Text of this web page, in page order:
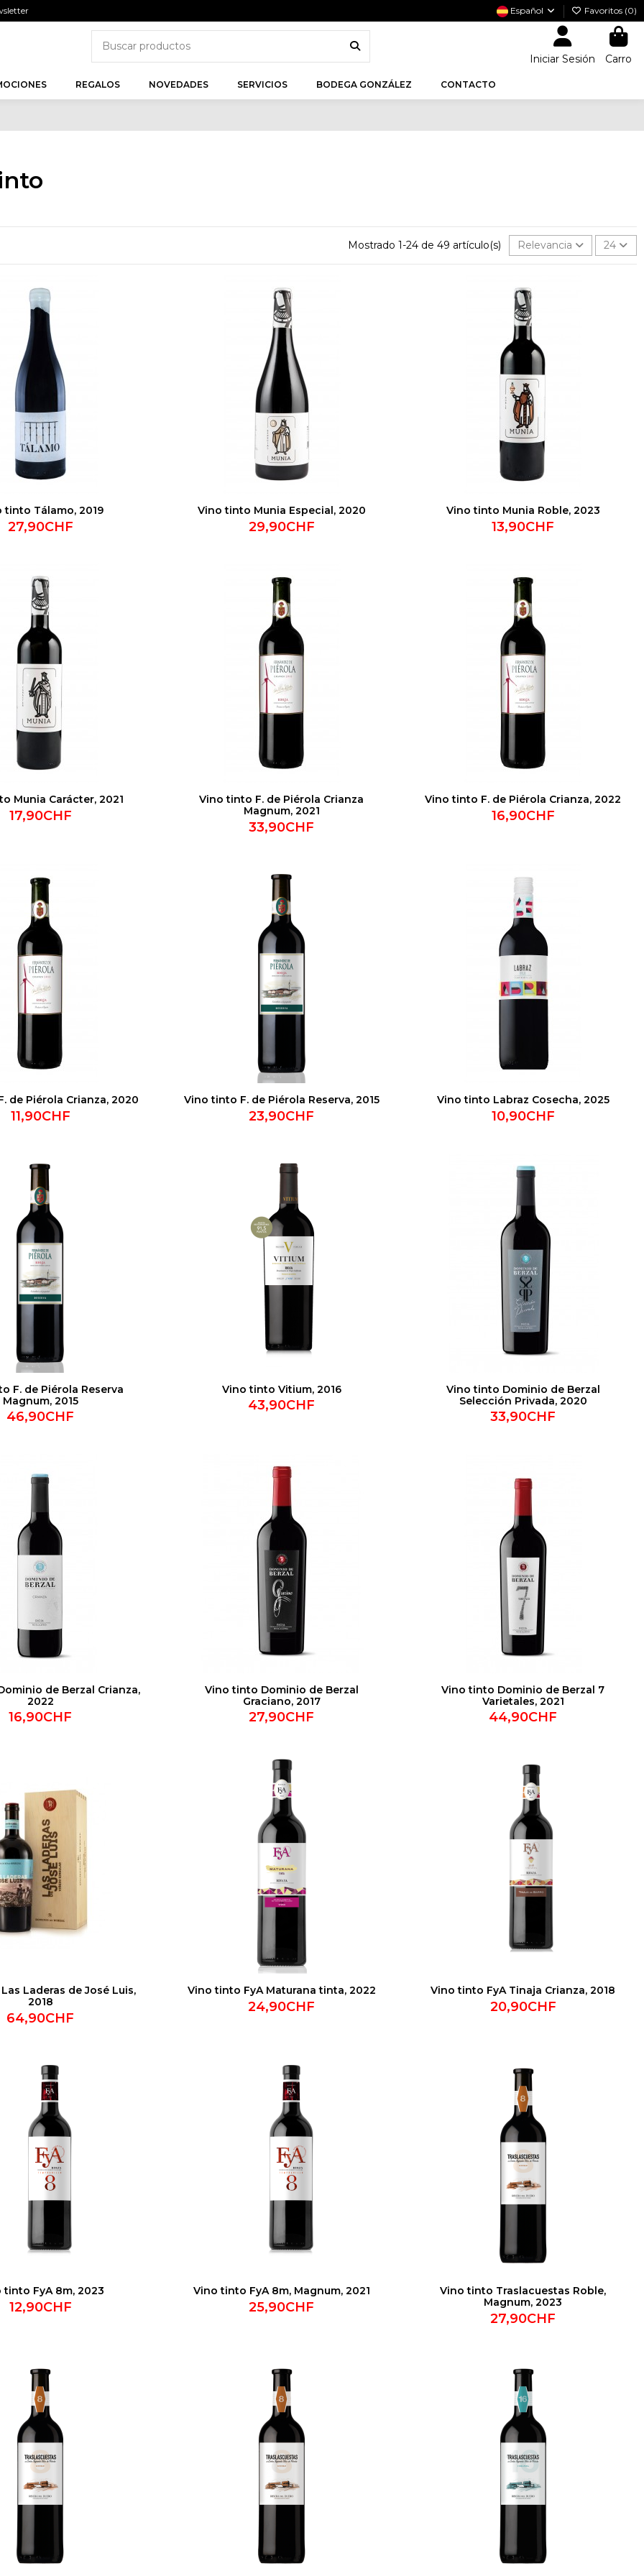
Español Favoritos (0)
Iniciar Sesión Carro
REGALOS NOVEDADES SERVICIOS BODEGA GONZÁLEZ CONTACTO
Mostrado 1-24 de 49 artículo(s) Relevancia 24
tinto Tálamo, 2019
27,90CHF
Vino tinto Munia Especial, 2020
29,90CHF
Vino tinto Munia Roble, 2023
13,90CHF
Munia Carácter, 2021
17,90CHF
Vino tinto F. de Piérola Crianza
Magnum, 2021
33,90CHF
Vino tinto F. de Piérola Crianza, 2022
16,90CHF
de Piérola Crianza, 2020
11,90CHF
Vino tinto F. de Piérola Reserva, 2015
23,90CHF
Vino tinto Labraz Cosecha, 2025
10,90CHF
F. de Piérola Reserva
Magnum, 2015
46,90CHF
Vino tinto Vitium, 2016
43,90CHF
Vino tinto Dominio de Berzal
Selección Privada, 2020
33,90CHF
de Berzal Crianza,
2022
16,90CHF
Vino tinto Dominio de Berzal
Graciano, 2017
27,90CHF
Vino tinto Dominio de Berzal 7
Varietales, 2021
44,90CHF
Laderas de José Luis,
2018
64,90CHF
Vino tinto FyA Maturana tinta, 2022
24,90CHF
Vino tinto FyA Tinaja Crianza, 2018
20,90CHF
tinto FyA 8m, 2023
12,90CHF
Vino tinto FyA 8m, Magnum, 2021
25,90CHF
Vino tinto Traslacuestas Roble,
Magnum, 2023
27,90CHF